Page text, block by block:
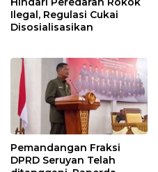
Ilegal, Regulasi Cukai
Disosialisasikan
Pemandangan Fraksi
DPRD Seruyan Telah